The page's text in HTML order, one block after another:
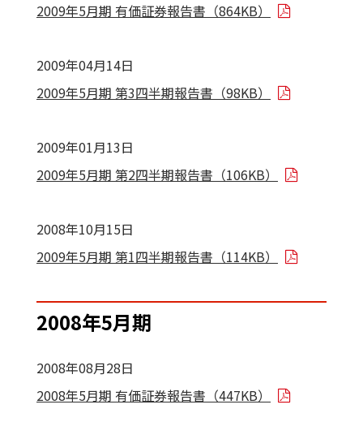
2009年5月期 有価証券報告書（864KB）
2009年04月14日
2009年5月期 第3四半期報告書（98KB）
2009年01月13日
2009年5月期 第2四半期報告書（106KB）
2008年10月15日
2009年5月期 第1四半期報告書（114KB）
2008年5月期
2008年08月28日
2008年5月期 有価証券報告書（447KB）